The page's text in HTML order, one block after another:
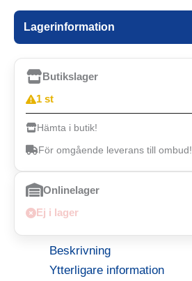
Lagerinformation
Butikslager
1 st
Hämta i butik!
För omgående leverans till ombud!
Onlinelager
Ej i lager
Beskrivning
Ytterligare information